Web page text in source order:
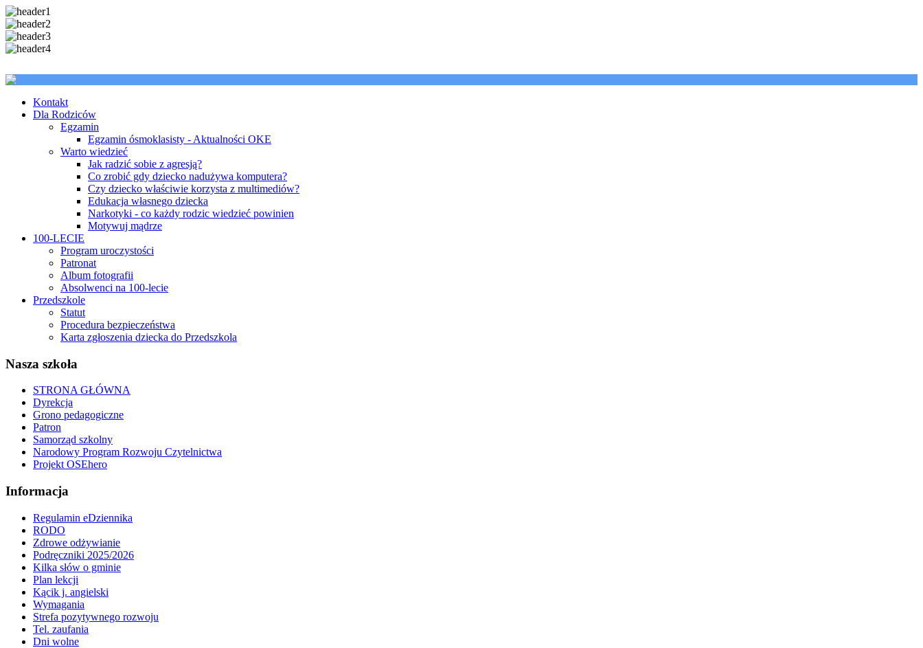
Kontakt
Dla Rodziców
Egzamin
Egzamin ósmoklasisty - Aktualności OKE
Warto wiedzieć
Jak radzić sobie z agresją?
Co zrobić gdy dziecko nadużywa komputera?
Czy dziecko właściwie korzysta z multimediów?
Edukacja własnego dziecka
Narkotyki - co każdy rodzic wiedzieć powinien
Motywuj mądrze
100-LECIE
Program uroczystości
Patronat
Album fotografii
Absolwenci na 100-lecie
Przedszkole
Statut
Procedura bezpieczeństwa
Karta zgłoszenia dziecka do Przedszkola
Nasza szkoła
STRONA GŁÓWNA
Dyrekcja
Grono pedagogiczne
Patron
Samorząd szkolny
Narodowy Program Rozwoju Czytelnictwa
Projekt OSEhero
Informacja
Regulamin eDziennika
RODO
Zdrowe odżywianie
Podręczniki 2025/2026
Kilka słów o gminie
Plan lekcji
Kącik j. angielski
Wymagania
Strefa pozytywnego rozwoju
Tel. zaufania
Dni wolne